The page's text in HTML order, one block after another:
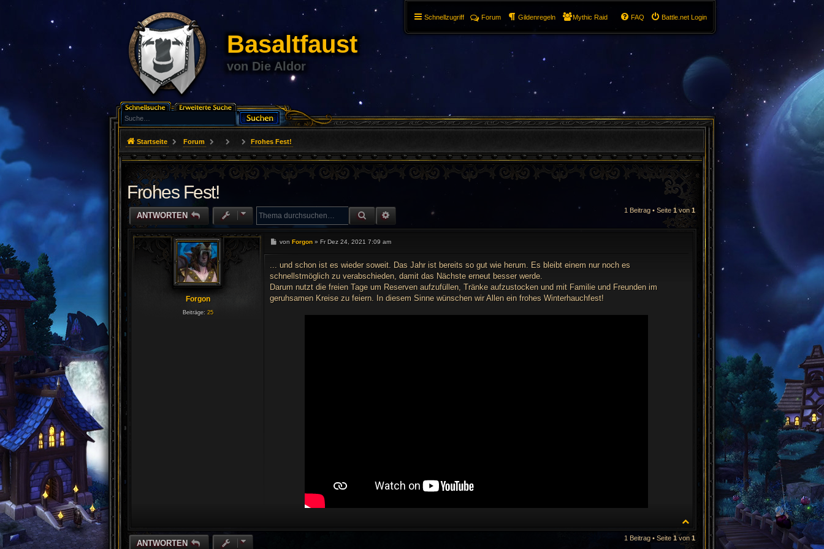
Basaltfaust
von Die Aldor
Schnellzugriff Battle.net Login
FAQ
Forum Gildenregeln Mythic Raid
Startseite Forum Frohes Fest!
Frohes Fest!
ANTWORTEN SUCHE ERWEITERTE SUCHE 1 Beitrag • Seite1von 1
Forgon
Beiträge: 25
B
a
g
vonForgon »Fr Dez 24, 2021 7:09 am
... und schon ist es wieder soweit. Das Jahr ist bereits so gut wie herum. Es bleibt einem nur noch es
schnellstmöglich zu verabschieden, damit das Nächste erneut besser werde.
Darum nutzt die freien Tage um Reserven aufzufüllen, Tränke aufzustocken und mit Familie und Freunden im
geruhsamen Kreise zu feiern. In diesem Sinne wünschen wir Allen ein frohes Winterhauchfest!
a
c
h
ANTWORTEN
1 Beitrag • Seite 1von 1